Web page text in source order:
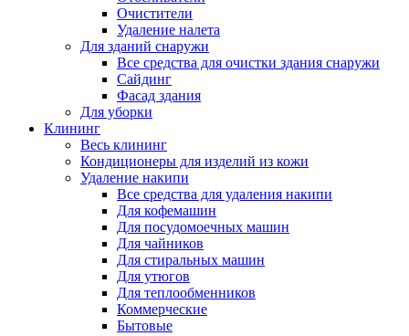
Очистители
Удаление налета
Для зданий снаружи
Все средства для очистки здания снаружи
Сайдинг
Фасад здания
Для уборки
Клининг
Весь клининг
Кондиционеры для изделий из кожи
Удаление накипи
Все средства для удаления накипи
Для кофемашин
Для посудомоечных машин
Для чайников
Для стиральных машин
Для утюгов
Для теплообменников
Коммерческие
Бытовые